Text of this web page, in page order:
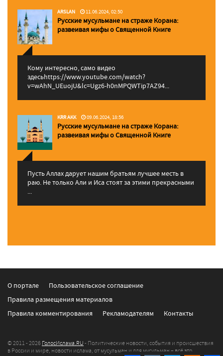
ARSLAN 11.06.2024, 02:50
Русские мусульмане на страже Корана:
pазвеивая мифы о Священной Книге
Кому интересно, само видео
здесьhttps://www.youtube.com/watch?
v=wAhN_UEuojU&lc=Ugz6-h0nMPQWTip7AZ94...
KRR AKK 09.06.2024, 18:56
Русские мусульмане на страже Корана:
pазвеивая мифы о Священной Книге
Пусть Аллах дарует нашим братьям лучшее месть в
раю. Не только Али и Иса стоят за этими прекрасными
...
О портале
Пользовательское соглашение
Правила размещения материалов
Правила комментирования
Рекламодателям Контакты
© 2011 - 2026 ГолосИслама.RU - Политические новости, события и происшествия
в России и мире, новости ислама, от мусульман и для мусульман – всё это